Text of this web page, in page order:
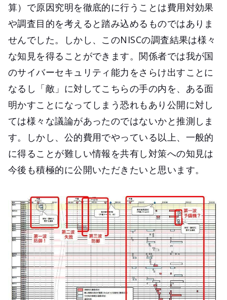
算）で原因究明を徹底的に行うことは費用対効果
や調査目的を考えると踏み込めるものではありま
せんでした。しかし、このNISCの調査結果は様々
な知見を得ることができます。関係者では我が国
のサイバーセキュリティ能力をさらけ出すことに
なるし「敵」に対してこちらの手の内を、ある面
明かすことになってしまう恐れもあり公開に対し
ては様々な議論があったのではないかと推測しま
す。しかし、公的費用でやっている以上、一般的
に得ることが難しい情報を共有し対策への知見は
今後も積極的に公開いただきたいと思います。